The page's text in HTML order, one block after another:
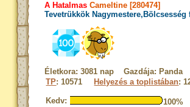
A Hatalmas Cameltine [280474]
Tevetrükkök Nagymestere,Bölcsesség
Életkora: 3081 nap Gazdája: Panda
TP: 10571 Helyezés a toplistában:
Kedv:
100%